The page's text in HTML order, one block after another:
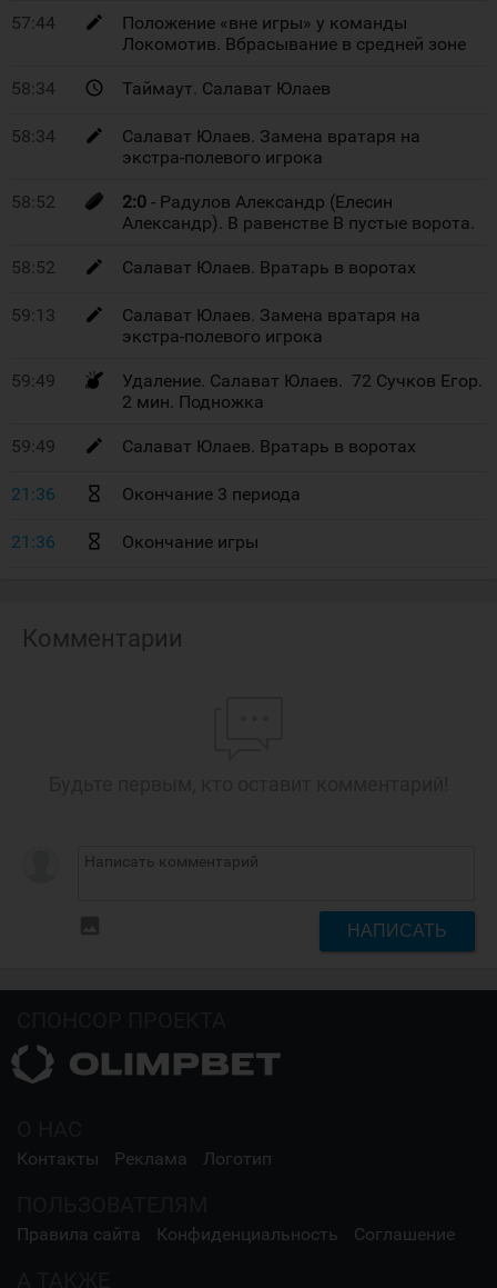
57:44
Положение «вне игры» у команды
Локомотив. Вбрасывание в средней зоне
58:34 Таймаут. Салават Юлаев
58:34
Салават Юлаев. Замена вратаря на
экстра-полевого игрока
58:52 2:0 - Радулов Александр (Елесин
Александр). В равенстве В пустые ворота.
58:52 Салават Юлаев. Вратарь в воротах
59:13
Салават Юлаев. Замена вратаря на
экстра-полевого игрока
59:49
Удаление. Салават Юлаев. 72 Сучков Егор.
2 мин. Подножка
59:49 Салават Юлаев. Вратарь в воротах
21:36 Окончание 3 периода
21:36 Окончание игры
Комментарии
НАПИСАТЬ
Контакты Реклама Логотип
Правила сайта Конфиденциальность Соглашение